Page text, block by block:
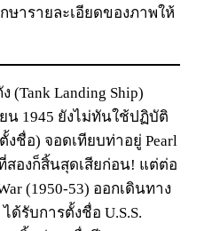
ษารายละเอียดของภาพให้
(Tank Landing Ship)
น 1945 ยังไม่ทันใช้ปฏิบัติ
งชื่อ) จอดเทียบท่าอยู่ Pearl
สองก็สิ้นสุดเสียก่อน! แต่ต่อ
(1950-53) ออกเดินทาง
ด้รับการตั้งชื่อ U.S.S.